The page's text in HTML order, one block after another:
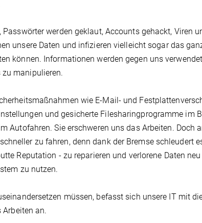
werden geklaut, Accounts gehackt, Viren
unsere Daten und infizieren vielleicht sogar das
können. Informationen werden gegen uns
manipulieren.
wie E-Mail- und
und gesicherte Filesharingprogramme im
Autofahren. Sie erschweren uns das Arbeiten. Doch
zu fahren, denn dank der Bremse schleudert
Reputation - zu reparieren und verlorene Daten
zu nutzen.
müssen, befasst sich unsere IT mit
an.